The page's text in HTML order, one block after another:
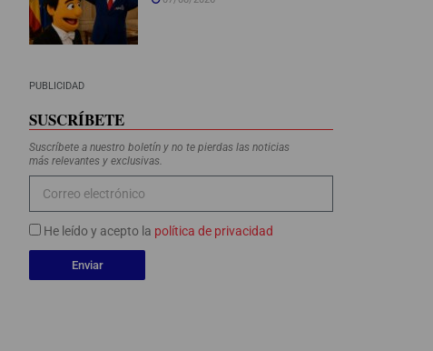
PUBLICIDAD
SUSCRÍBETE
Suscríbete a nuestro boletín y no te pierdas las noticias
más relevantes y exclusivas.
He leído y acepto la política de privacidad
Enviar